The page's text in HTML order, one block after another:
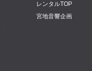
レンタルTOP
宮地音響企画